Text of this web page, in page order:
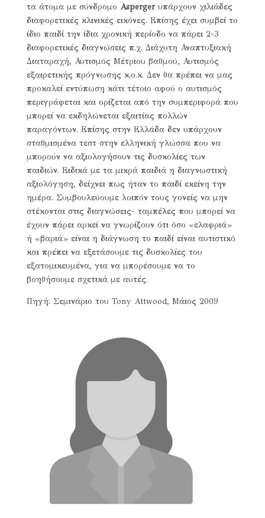
τα άτομα με σύνδρομο Aspergerυπάρχουν χιλιάδες
διαφορετικές κλινικές εικόνες. Επίσης έχει συμβεί το
ίδιο παιδί την ίδια χρονική περίοδο να πάρει 2-3
διαφορετικές διαγνώσεις π.χ. Διάχυτη Αναπτυξιακή
Διαταραχή, Αυτισμός Μέτριου βαθμού, Αυτισμός
εξαιρετικής πρόγνωσης κ.ο.κ. Δεν θα πρέπει να μας
προκαλεί εντύπωση κάτι τέτοιο αφού ο αυτισμός
περιγράφεται και ορίζεται από την συμπεριφορά που
μπορεί να εκδηλώνεται εξαιτίας πολλών
παραγόντων. Επίσης στην Ελλάδα δεν υπάρχουν
σταθμισμένα τεστ στην ελληνική γλώσσα που να
μπορούν να αξιολογήσουν τις δυσκολίες των
παιδιών. Ειδικά με τα μικρά παιδιά η διαγνωστική
αξιολόγηση, δείχνει πως ήταν το παιδί εκείνη την
ημέρα. Συμβουλεύουμε λοιπόν τους γονείς να μην
στέκονται στις διαγνώσεις- ταμπέλες που μπορεί να
έχουν πάρει αρκεί να γνωρίζουν ότι όσο «ελαφριά»
ή «βαριά» είναι η διάγνωση το παιδί είναι αυτιστικό
και πρέπει να εξετάσουμε τις δυσκολίες του
εξατομικευμένα, για να μπορέσουμε να το
βοηθήσουμε σχετικά με αυτές.
Πηγή: Σεμινάριο του Tony Attwood, Μάιος 2009